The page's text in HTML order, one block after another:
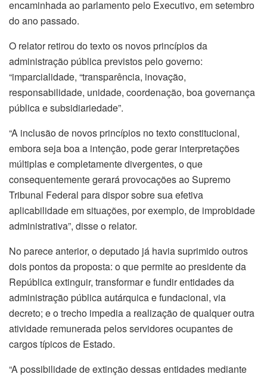
encaminhada ao parlamento pelo Executivo, em setembro
do ano passado.
O relator retirou do texto os novos princípios da
administração pública previstos pelo governo:
“imparcialidade, “transparência, inovação,
responsabilidade, unidade, coordenação, boa governança
pública e subsidiariedade”.
“A inclusão de novos princípios no texto constitucional,
embora seja boa a intenção, pode gerar interpretações
múltiplas e completamente divergentes, o que
consequentemente gerará provocações ao Supremo
Tribunal Federal para dispor sobre sua efetiva
aplicabilidade em situações, por exemplo, de improbidade
administrativa”, disse o relator.
No parece anterior, o deputado já havia suprimido outros
dois pontos da proposta: o que permite ao presidente da
República extinguir, transformar e fundir entidades da
administração pública autárquica e fundacional, via
decreto; e o trecho impedia a realização de qualquer outra
atividade remunerada pelos servidores ocupantes de
cargos típicos de Estado.
“A possibilidade de extinção dessas entidades mediante